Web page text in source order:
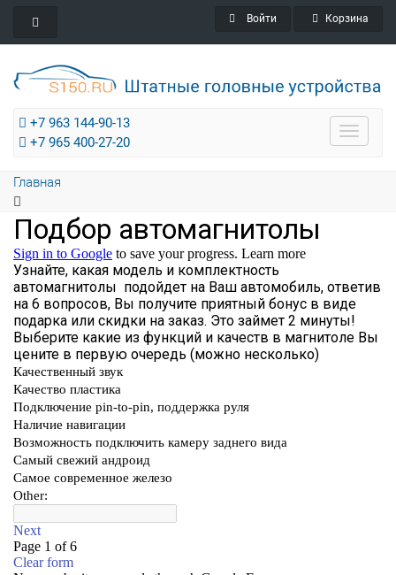
Войти Корзина
+7 963 144-90-13
+7 965 400-27-20
Toggle
Главная